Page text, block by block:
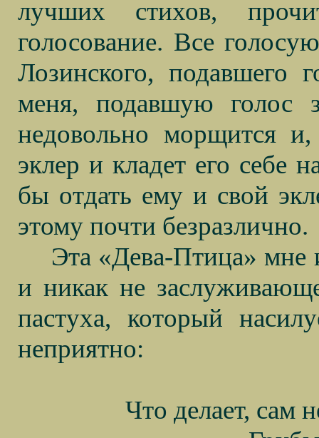
лучших стихов,
голосование. Все
Лозинского, подавшего
меня, подавшую голос
недовольно морщится и,
эклер и кладет его себе
бы отдать ему и свой
этому почти безразлично.
Эта «Дева-Птица» мне
и никак не
пастуха, который
неприятно:
Что делает, сам